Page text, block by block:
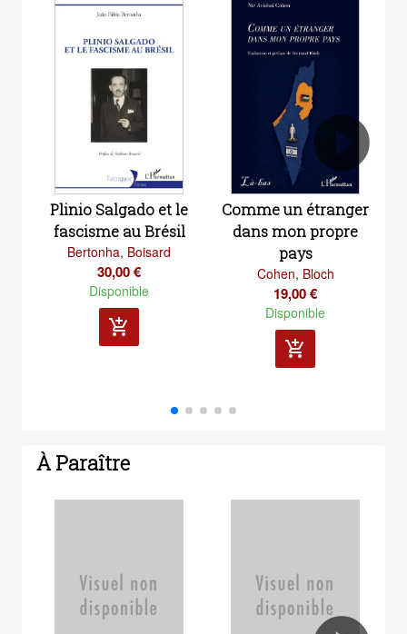
Plinio Salgado et le
fascisme au Brésil
Bertonha, Boisard
30,00 €
Disponible
add_shopping_cart
Comme un étranger
dans mon propre
pays
Cohen, Bloch
19,00 €
Disponible
add_shopping_cart
À Paraître